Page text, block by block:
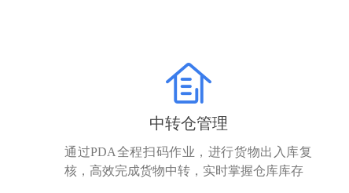
中转仓管理
通过PDA全程扫码作业，进行货物出入库复
核，高效完成货物中转，实时掌握仓库库存